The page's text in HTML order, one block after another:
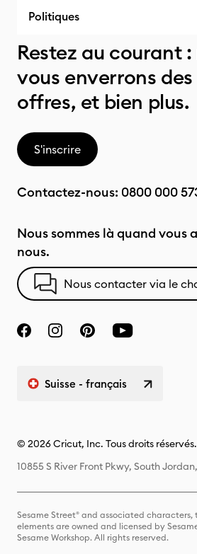
Politiques
Restez au courant :
vous enverrons des
offres, et bien plus.
S'inscrire
Contactez-nous: 0800 000
Nous sommes là quand vous
nous.
Nous contacter via le
Suisse - français
© 2026 Cricut, Inc. Tous droits réservés.
10855 S River Front Pkwy, South
Sesame Street® and associated
elements are owned and licensed by
Sesame Workshop. All rights reserved.